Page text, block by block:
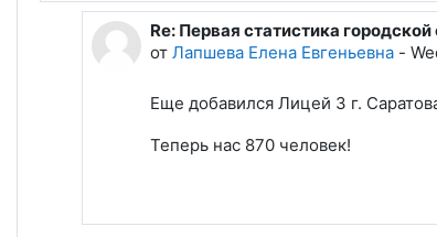
В ответ на Лапшева Елена
Re: Первая статистика
отЛапшева Елена Евгеньевна -
Еще добавился Лицей 3 г.
Теперь нас 870 человек!